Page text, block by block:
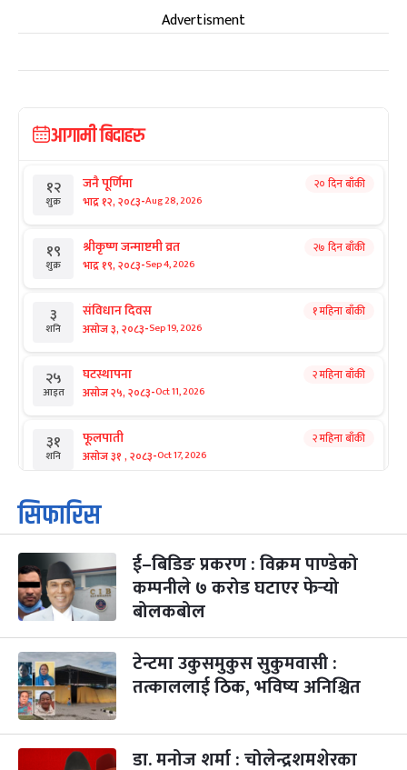
Advertisment
आगामी बिदाहरु
१२
शुक्र
जनै पूर्णिमा
भाद्र १२, २०८३-Aug 28, 2026
२० दिन बाँकी
१९
शुक्र
श्रीकृष्ण जन्माष्टमी व्रत
भाद्र १९, २०८३-Sep 4, 2026
२७ दिन बाँकी
३
शनि
संविधान दिवस
असोज ३, २०८३-Sep 19, 2026
१ महिना बाँकी
२५
आइत
घटस्थापना
असोज २५, २०८३-Oct 11, 2026
२ महिना बाँकी
३१
शनि
फूलपाती
असोज ३१ , २०८३-Oct 17, 2026
२ महिना बाँकी
१
आइत
कार्तिक सङ्क्रान्ति
कार्तिक १, २०८३
३
मंगल
महानवमी
कार्तिक ३, २०८३-Oct 20, 2026
२ महिना बाँकी
४
५
बिहि
पापा‌ङ्कुशा एकादशी व्रत
कार्तिक ५, २०८३
२ महिना बाँकी
कुकुर तिहार ३ महिना बाँकी
सिफारिस
ई–बिडिङ प्रकरण : विक्रम पाण्डेको
कम्पनीले ७ करोड घटाएर फेर्‍यो
बोलकबोल
टेन्टमा उकुसमुकुस सुकुमवासी :
तत्काललाई ठिक, भविष्य अनिश्चित
डा. मनोज शर्मा : चोलेन्द्रशमशेरका